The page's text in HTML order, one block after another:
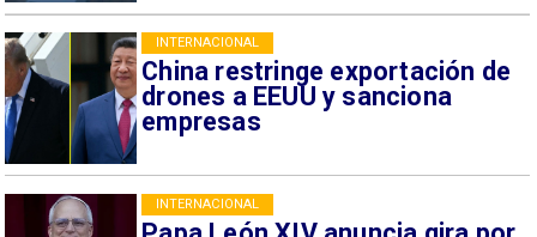
China restringe exportación de
drones a EEUU y sanciona
empresas
INTERNACIONAL
INTERNACIONAL